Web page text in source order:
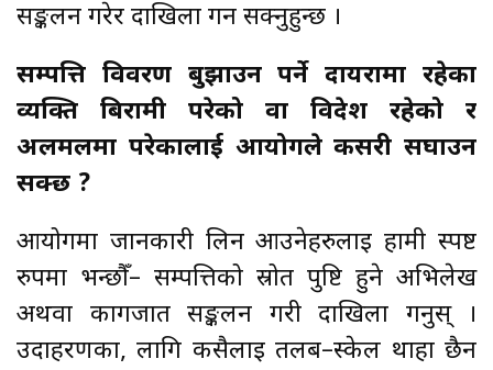
सङ्कलन गरेर दाखिला गर्न सक्नुहुन्छ ।
सम्पत्ति विवरण बुझाउन पर्ने दायरामा रहेका
व्यक्ति बिरामी परेको वा विदेश रहेको र
अलमलमा परेकालाई आयोगले कसरी सघाउन
सक्छ ?
आयोगमा जानकारी लिन आउनेहरुलाई हामी स्पष्ट
रुपमा भन्छौँ– सम्पत्तिको स्रोत पुष्टि हुने अभिलेख
अथवा कागजात सङ्कलन गरी दाखिला गर्नुस् ।
उदाहरणका, लागि कसैलाई तलब–स्केल थाहा छैन